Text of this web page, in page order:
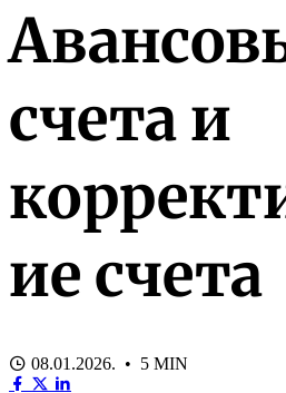
счета и
ие счета
08.01.2026. • 5 MIN